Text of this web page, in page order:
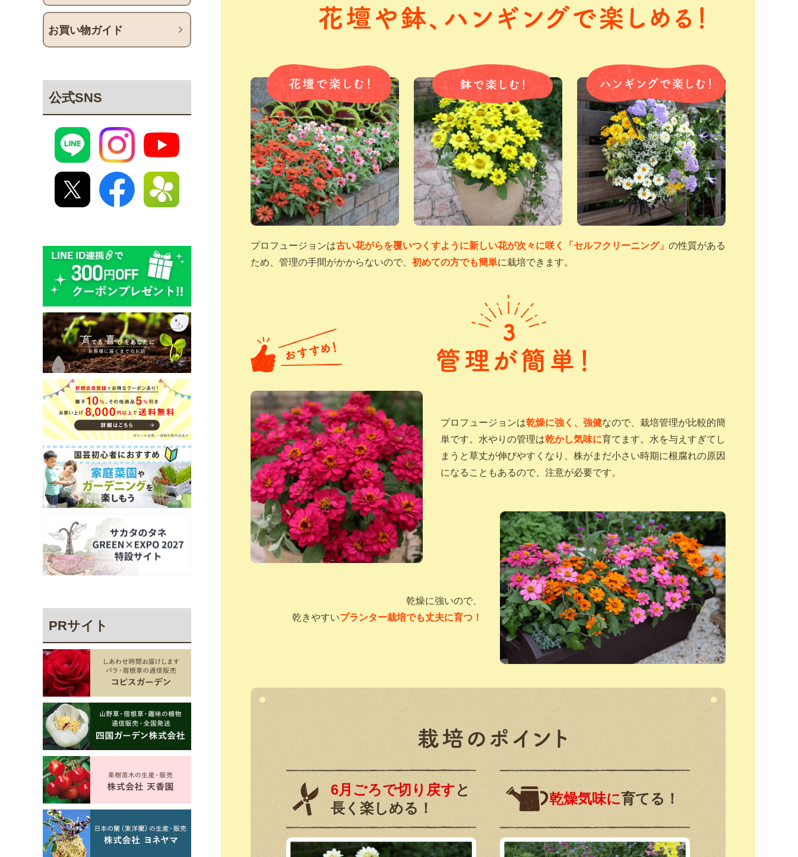
お買い物ガイド
公式SNS
PRサイト
プロフュージョンは古い花がらを覆いつくすように新しい花が次々に咲く「セルフクリーニング」 の性質がある
ため、管理の手間がかからないので、 初めての方でも簡単に栽培できます。
プロフュージョンは乾燥に強く、強健なので、栽培管理が比較的簡
単です。水やりの管理は乾かし気味に育てます。水を与えすぎてし
まうと草丈が伸びやすくなり、株がまだ小さい時期に根腐れの原因
になることもあるので、注意が必要です。
乾燥に強いので、
乾きやすいプランター栽培でも丈夫に育つ！
6月ごろで切り戻すと
長く楽しめる！
乾燥気味に育てる！